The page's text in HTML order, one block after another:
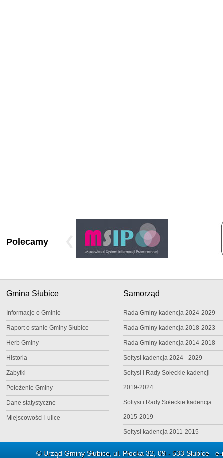
Polecamy
Gmina Słubice
Informacje o Gminie
Raport o stanie Gminy Słubice
Herb Gminy
Historia
Zabytki
Położenie Gminy
Dane statystyczne
Miejscowości i ulice
Samorząd
Rada Gminy kadencja 2024-2029
Rada Gminy kadencja 2018-2023
Rada Gminy kadencja 2014-2018
Sołtysi kadencja 2024 - 2029
Sołtysi i Rady Sołeckie kadencji
2019-2024
Sołtysi i Rady Sołeckie kadencja
2015-2019
Sołtysi kadencja 2011-2015
© Urząd Gminy Słubice, ul. Płocka 32, 09 - 533 Słubice